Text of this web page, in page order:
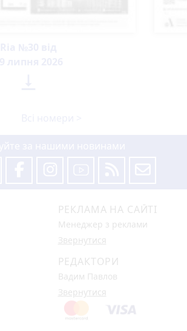
РЕКЛАМА НА САЙТІ
Менеджер з реклами
Звернутися
РЕДАКТОРИ
Вадим Павлов
Звернутися